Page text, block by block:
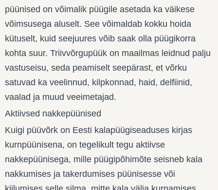
püünised on võimalik püügile asetada ka väikese
võimsusega aluselt. See võimaldab kokku hoida
kütuselt, kuid seejuures võib saak olla püügikorra
kohta suur. Triivvõrgupüük on maailmas leidnud palju
vastuseisu, seda peamiselt seepärast, et võrku
satuvad ka veelinnud, kilpkonnad, haid, delfiinid,
vaalad ja muud veeimetajad.
Aktiivsed nakkepüünised
Kuigi püüvõrk on Eesti kalapüügiseaduses kirjas
kurnpüünisena, on tegelikult tegu aktiivse
nakkepüünisega, mille püügipõhimõte seisneb kala
nakkumises ja takerdumises püünisesse või